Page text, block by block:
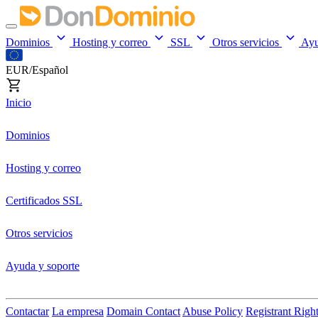
Dominios Hosting y correo SSL Otros servicios
EUR/Español
Inicio
Dominios
Hosting y correo
Certificados SSL
Otros servicios
Ayuda y soporte
Contactar La empresa Domain Contact Abuse Policy Registrant